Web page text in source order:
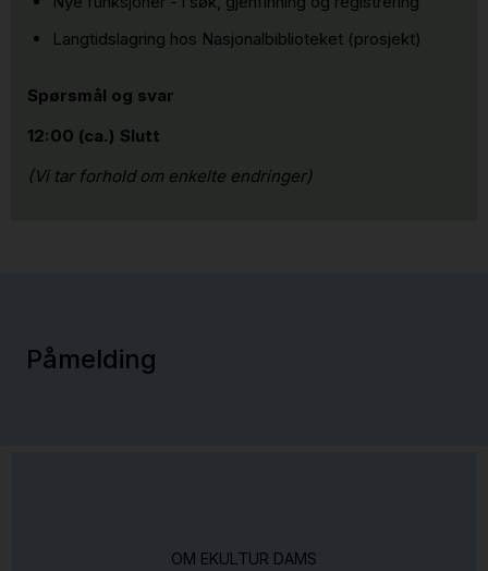
Langtidslagring hos Nasjonalbiblioteket (prosjekt)
Spørsmål og svar
12:00 (ca.) Slutt
(Vi tar forhold om enkelte endringer)
Påmelding
OM EKULTUR DAMS